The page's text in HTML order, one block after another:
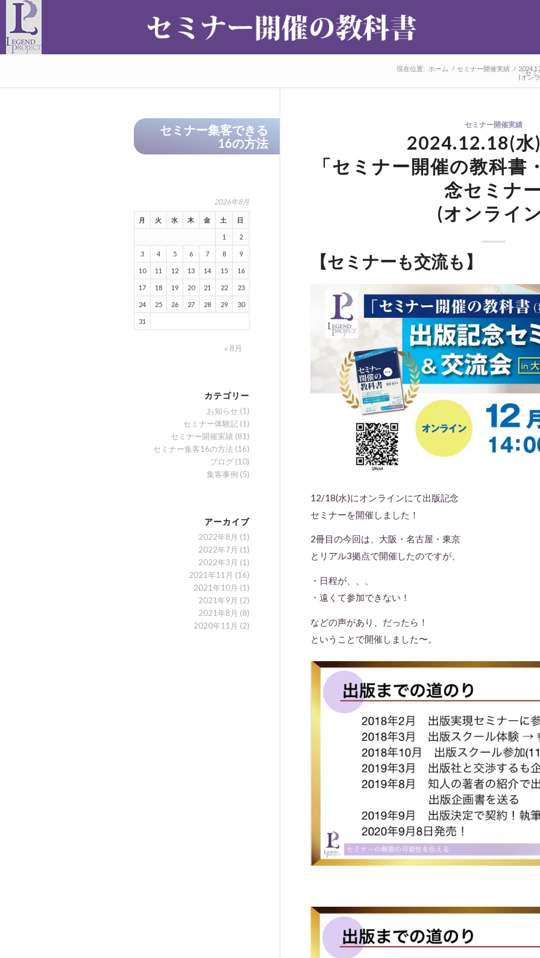
現在位置: ホーム / セミナー開催実績 /
「セ
(オン
セミナー開催実績
2024.12.18(水
「セミナー開催の教科書
念セミナ
(オンライ
【セミナーも交流も】
12/18(水)にオンラインにて出版記念
セミナーを開催しました！
2冊目の今回は、大阪・名古屋・東京
とリアル3拠点で開催したのですが、
・日程が、、、
・遠くて参加できない！
などの声があり、だったら！
ということで開催しました〜。
セミナー集客できる
16の方法
2026年8月
月 火 水 木 金 土 日
1 2
3 4 5 6 7 8 9
10 11 12 13 14 15 16
17 18 19 20 21 22 23
24 25 26 27 28 29 30
31
« 8月
カテゴリー
お知らせ (1)
セミナー体験記 (1)
セミナー開催実績 (81)
セミナー集客16の方法 (16)
ブログ (10)
集客事例 (5)
アーカイブ
2022年8月 (1)
2022年7月 (1)
2022年3月 (1)
2021年11月 (16)
2021年10月 (1)
2021年9月 (2)
2021年8月 (8)
2020年11月 (2)